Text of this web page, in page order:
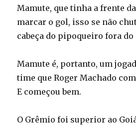
Mamute, que tinha a frente
marcar o gol, isso se não
cabeça do pipoqueiro fora do
Mamute é, portanto, um
time que Roger Machado
E começou bem.
O Grêmio foi superior ao